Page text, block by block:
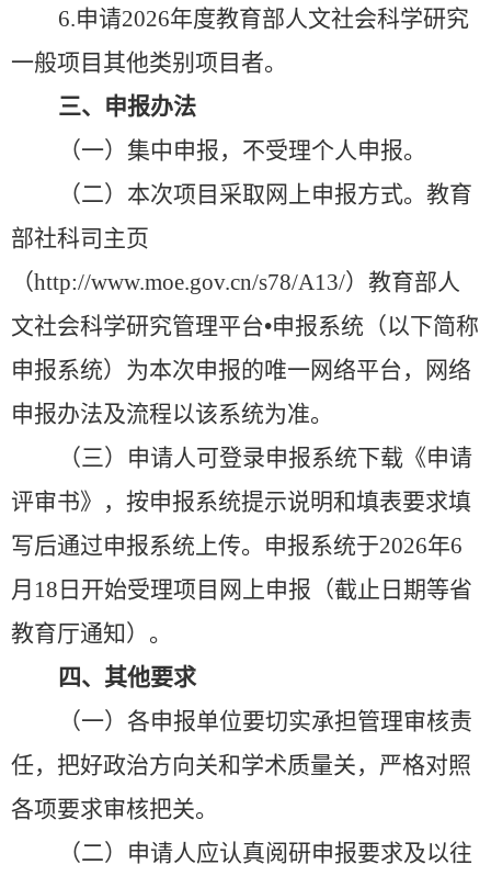
6.申请2026年度教育部人文社会科学研究
一般项目其他类别项目者。
三、申报办法
（一）集中申报，不受理个人申报。
（二）本次项目采取网上申报方式。教育
部社科司主页
（http://www.moe.gov.cn/s78/A13/）教育部人
文社会科学研究管理平台•申报系统（以下简称
申报系统）为本次申报的唯一网络平台，网络
申报办法及流程以该系统为准。
（三）申请人可登录申报系统下载《申请
评审书》，按申报系统提示说明和填表要求填
写后通过申报系统上传。申报系统于2026年6
月 18 日开始受理项目网上申报（截止日期等省
教育厅通知）。
四、其他要求
（一）各申报单位要切实承担管理审核责
任，把好政治方向关和学术质量关，严格对照
各项要求审核把关。
（二）申请人应认真阅研申报要求及以往